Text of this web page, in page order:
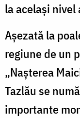
la același
Așezată la
regiune de un
„Nașterea
Tazlău se
importante